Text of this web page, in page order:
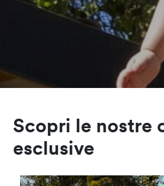
Scopri le nostre
esclusive